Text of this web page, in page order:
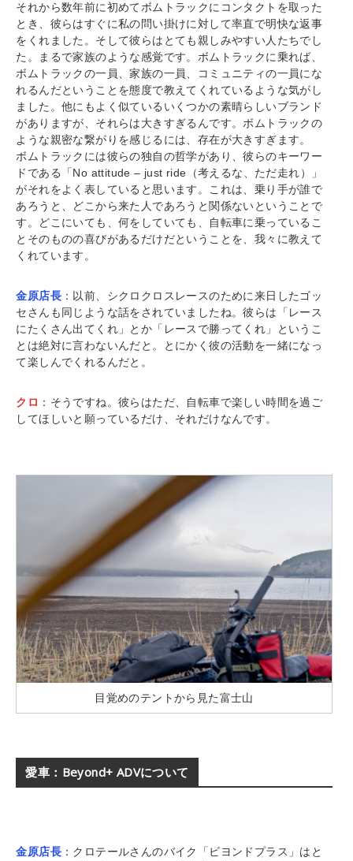
それから数年前に初めてボムトラックにコンタクトを取った
とき、彼らはすぐに私の問い掛けに対して率直で明快な返事
をくれました。そして彼らはとても親しみやすい人たちでし
た。まるで家族のような感覚です。ボムトラックに乗れば、
ボムトラックの一員、家族の一員、コミュニティの一員にな
れるんだということを態度で教えてくれているような気がし
ました。他にもよく似ているいくつかの素晴らしいブランド
がありますが、それらは大きすぎるんです。ボムトラックの
ような親密な繋がりを感じるには、存在が大きすぎます。
ボムトラックには彼らの独自の哲学があり、彼らのキーワー
ドである「No attitude – just ride（考えるな、ただ走れ）」
がそれをよく表していると思います。これは、乗り手が誰で
あろうと、どこから来た人であろうと関係ないということで
す。どこにいても、何をしていても、自転車に乗っているこ
とそのものの喜びがあるだけだということを、我々に教えて
くれています。
金原店長 ：以前、シクロクロスレースのために来日したゴッ
セさんも同じような話をされていましたね。彼らは「レース
にたくさん出てくれ」とか「レースで勝ってくれ」というこ
とは絶対に言わないんだと。とにかく彼の活動を一緒になっ
て楽しんでくれるんだと。
クロ ：そうですね。彼らはただ、自転車で楽しい時間を過ご
してほしいと願っているだけ、それだけなんです。
目覚めのテントから見た富士山
愛車：Beyond+ ADVについて
金原店長 ：クロテールさんのバイク「ビヨンドプラス」はと